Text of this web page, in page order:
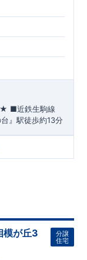
★ ■近鉄生駒線
』駅徒歩約13分
模が丘3
分譲
住宅